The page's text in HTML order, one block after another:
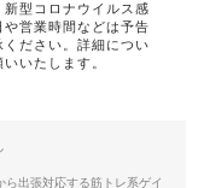
型コロナウイルス感
営業時間などは予告
ださい。詳細につい
いたします。
ら出張対応する筋トレ系ゲイ